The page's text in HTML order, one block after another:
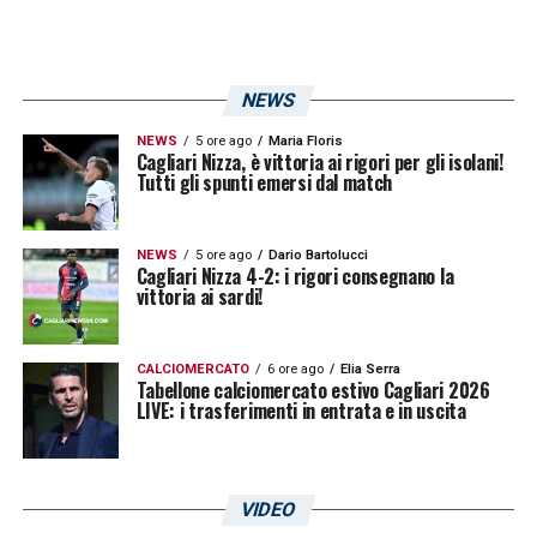
bianconero.
NEWS
NEWS 5 ore ago Maria Floris
Cagliari Nizza, è vittoria ai rigori per gli isolani!
Tutti gli spunti emersi dal match
NEWS 5 ore ago Dario Bartolucci
Cagliari Nizza 4-2: i rigori consegnano la
vittoria ai sardi!
CALCIOMERCATO 6 ore ago Elia Serra
Tabellone calciomercato estivo Cagliari 2026
LIVE: i trasferimenti in entrata e in uscita
VIDEO